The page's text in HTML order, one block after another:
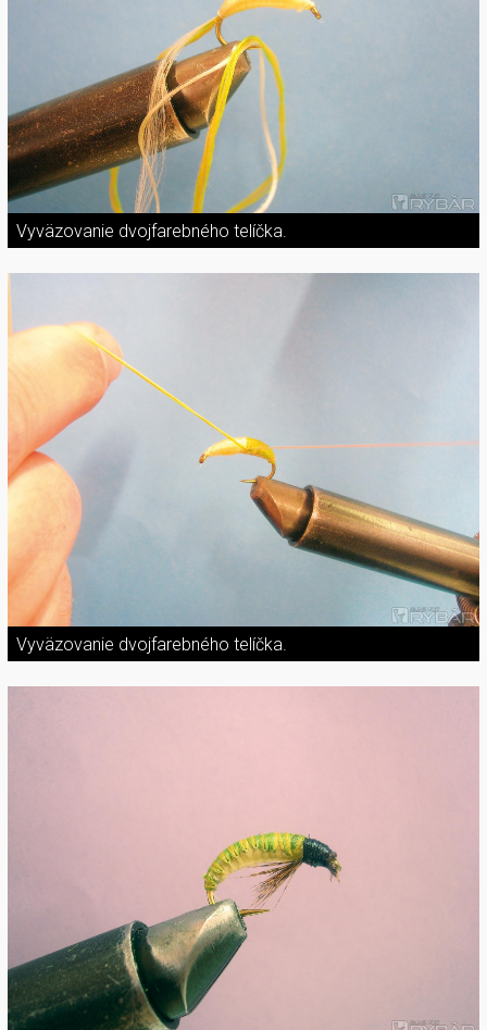
Vyväzovanie dvojfarebného telíčka.
Vyväzovanie dvojfarebného telíčka.